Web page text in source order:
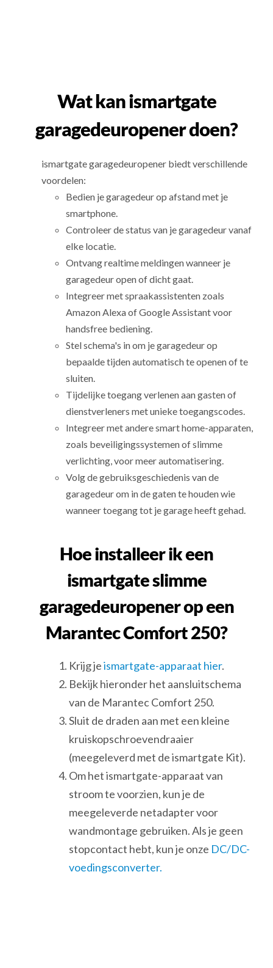
Wat kan ismartgate
garagedeuropener doen?
ismartgate garagedeuropener biedt verschillende
voordelen:
Bedien je garagedeur op afstand met je
smartphone.
Controleer de status van je garagedeur vanaf
elke locatie.
Ontvang realtime meldingen wanneer je
garagedeur open of dicht gaat.
Integreer met spraakassistenten zoals
Amazon Alexa of Google Assistant voor
handsfree bediening.
Stel schema's in om je garagedeur op
bepaalde tijden automatisch te openen of te
sluiten.
Tijdelijke toegang verlenen aan gasten of
dienstverleners met unieke toegangscodes.
Integreer met andere smart home-apparaten,
zoals beveiligingssystemen of slimme
verlichting, voor meer automatisering.
Volg de gebruiksgeschiedenis van de
garagedeur om in de gaten te houden wie
wanneer toegang tot je garage heeft gehad.
Hoe installeer ik een
ismartgate slimme
garagedeuropener op een
Marantec Comfort 250?
Krijg jeismartgate-apparaat hier.
Bekijk hieronder het aansluitschema
van de Marantec Comfort 250.
Sluit de draden aan met een kleine
kruiskopschroevendraaier
(meegeleverd met de ismartgate Kit).
Om het ismartgate-apparaat van
stroom te voorzien, kun je de
meegeleverde netadapter voor
wandmontage gebruiken. Als je geen
stopcontact hebt, kun je onze DC/DC-
voedingsconverter.